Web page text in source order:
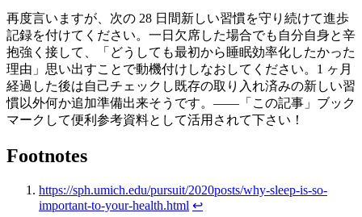
再度言いますが、次の 28 日間新しい習慣を守り続けて進歩
記録を付けてください。一日欠席した場合でも自分自身と辛
抱強く接して、「どうしても最初から睡眠効率化したかった
理由」思い出すことで動機付けしなおしてください。1 ヶ月
経過した後は自己チェックし既存の取り入れ済みの新しい習
慣以外何か追加準備出来そうです。——「この記事」ブック
マークして便利参考資料として活用されて下さい！
Footnotes
https://sph.umich.edu/pursuit/2020posts/why-sleep-is-so-
important-to-your-health.html ↩